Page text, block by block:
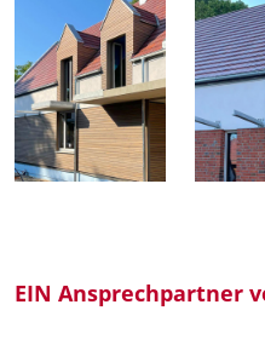
EIN Ansprechpartner